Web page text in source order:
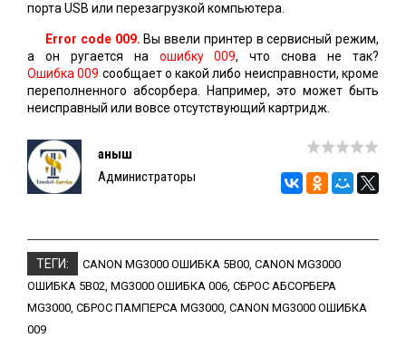
порта USB или перезагрузкой компьютера.
Error code 009. Вы ввели принтер в сервисный режим,
а он ругается на ошибку 009, что снова не так?
Ошибка 009 сообщает о какой либо неисправности, кроме
переполненного абсорбера. Например, это может быть
неисправный или вовсе отсутствующий картридж.
Қаныш
Администраторы
ТЕГИ: CANON MG3000 ОШИБКА 5B00, CANON MG3000
ОШИБКА 5B02, MG3000 ОШИБКА 006, СБРОС АБСОРБЕРА
MG3000, СБРОС ПАМПЕРСА MG3000, CANON MG3000 ОШИБКА
009